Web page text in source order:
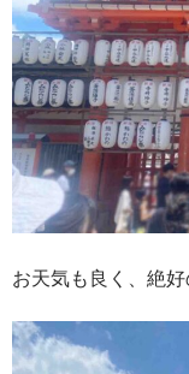
お天気も良く、絶